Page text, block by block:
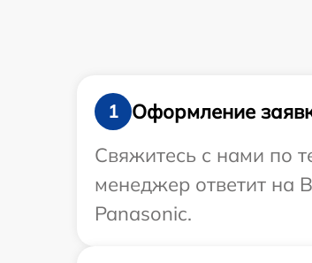
1
Оформление
Свяжитесь с нами по
менеджер ответит на
Panasonic.